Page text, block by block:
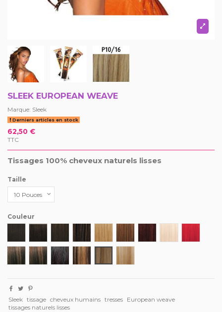
SLEEK EUROPEAN WEAVE
Marque: Sleek
Derniers articles en stock
62,50 €
TTC
Tissages 100% cheveux naturels lisses
Taille
Couleur
1B 27
P1B/30P1B/33 P1B/99J P4/27
Sleek tissage cheveux humains tresses
European weave
tissages naturels lisses